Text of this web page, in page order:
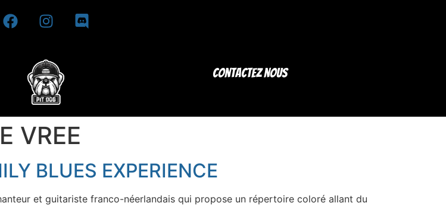
Contactez nous
VREE
BLUES EXPERIENCE
et guitariste franco-néerlandais qui propose un répertoire coloré allant du